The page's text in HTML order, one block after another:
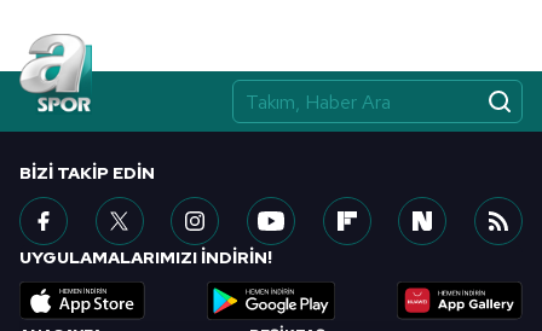
BIZI TAKIP EDIN
UYGULAMALARIMIZI İNDİRİN!